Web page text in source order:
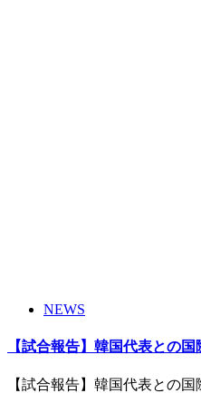
NEWS
【試合報告】韓国代表との
【試合報告】韓国代表との